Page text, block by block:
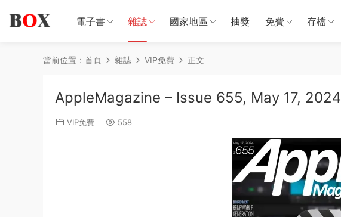
電子書 雜誌 國家地區 抽獎 免費 存檔
當前位置： 首頁 雜誌 VIP免費 正文
AppleMagazine – Issue 655, May 17, 2024
VIP免費 558